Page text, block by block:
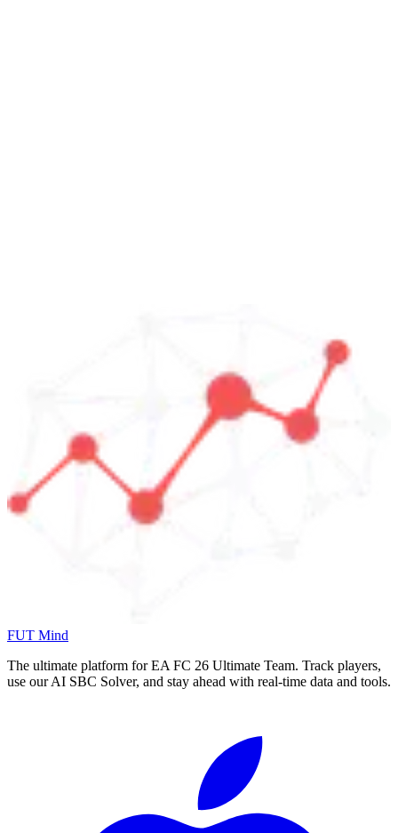
FUT Mind
The ultimate platform for EA FC 26 Ultimate Team. Track players,
use our AI SBC Solver, and stay ahead with real-time data and tools.